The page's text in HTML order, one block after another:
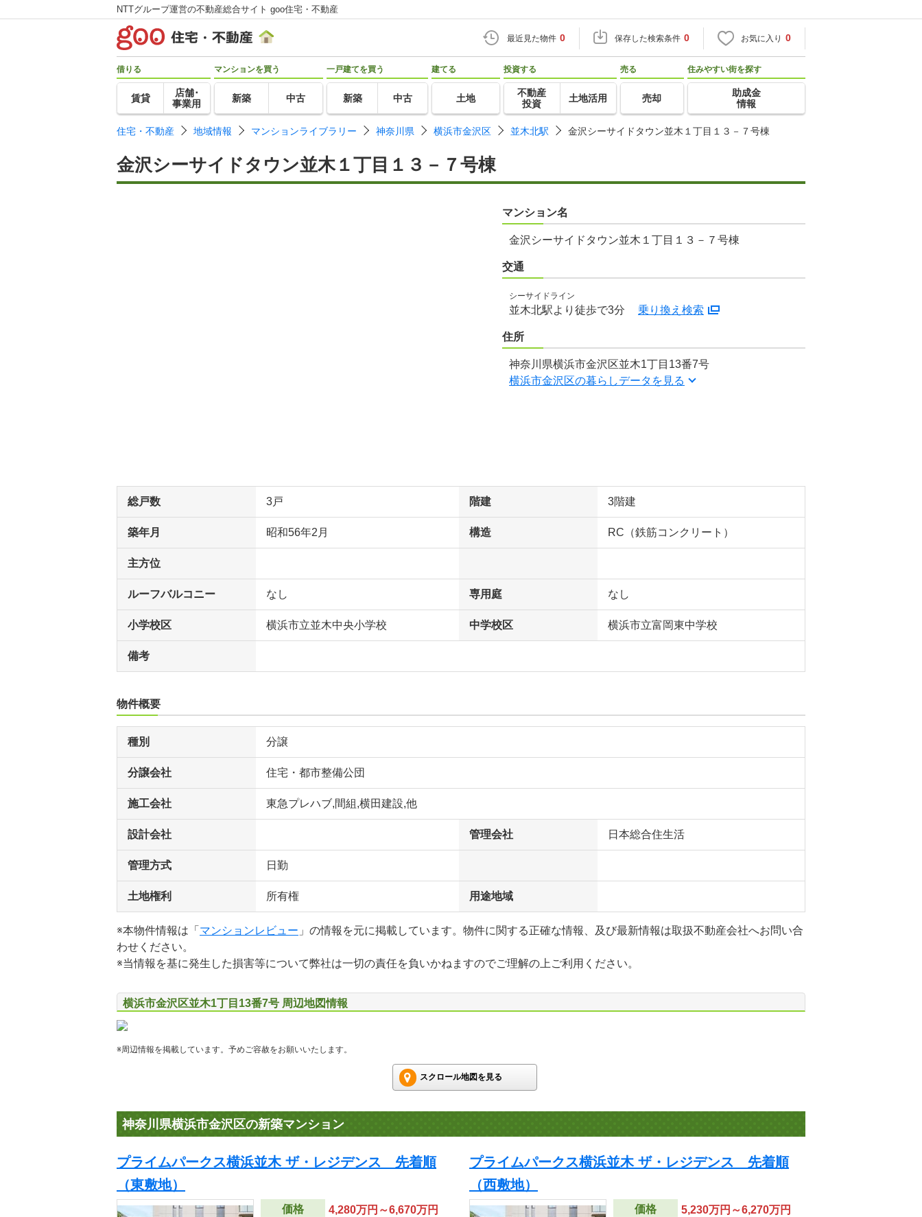
NTTグループ運営の不動産総合サイト goo住宅・不動産
最近見た物件 0 保存した検索条件 0 お気に入り 0
借りる
賃貸
店舗･
事業用
マンションを買う
新築 中古
一戸建てを買う
新築 中古
建てる
土地
投資する
不動産
投資
土地活用
売る
売却
住みやすい街を探す
助成金
情報
住宅・不動産 地域情報 マンションライブラリー 神奈川県 横浜市金沢区 並木北駅 金沢シーサイドタウン並木１丁目１３－７号棟
金沢シーサイドタウン並木１丁目１３－７号棟
マンション名
金沢シーサイドタウン並木１丁目１３－７号棟
交通
シーサイドライン
並木北駅より徒歩で3分 乗り換え検索
住所
神奈川県横浜市金沢区並木1丁目13番7号
横浜市金沢区の暮らしデータを見る
総戸数 3戸 階建 3階建
築年月 昭和56年2月 構造 RC（鉄筋コンクリート）
主方位
ルーフバルコニー なし 専用庭 なし
小学校区 横浜市立並木中央小学校 中学校区 横浜市立富岡東中学校
備考
物件概要
種別 分譲
分譲会社 住宅・都市整備公団
施工会社 東急プレハブ,間組,横田建設,他
設計会社 管理会社 日本総合住生活
管理方式 日勤
土地権利 所有権 用途地域
※本物件情報は「 マンションレビュー 」の情報を元に掲載しています。物件に関する正確な情報、及び最新情報は取扱不動産会社へお問い合
わせください。
※当情報を基に発生した損害等について弊社は一切の責任を負いかねますのでご理解の上ご利用ください。
横浜市金沢区並木1丁目13番7号 周辺地図情報
※周辺情報を掲載しています。予めご容赦をお願いいたします。
スクロール地図を見る
神奈川県横浜市金沢区の新築マンション
プライムパークス横浜並木 ザ・レジデンス 先着順
（東敷地）
価格
4,280万円～6,670万円
プライムパークス横浜並木 ザ・レジデンス 先着順
（西敷地）
価格 5,230万円～6,270万円